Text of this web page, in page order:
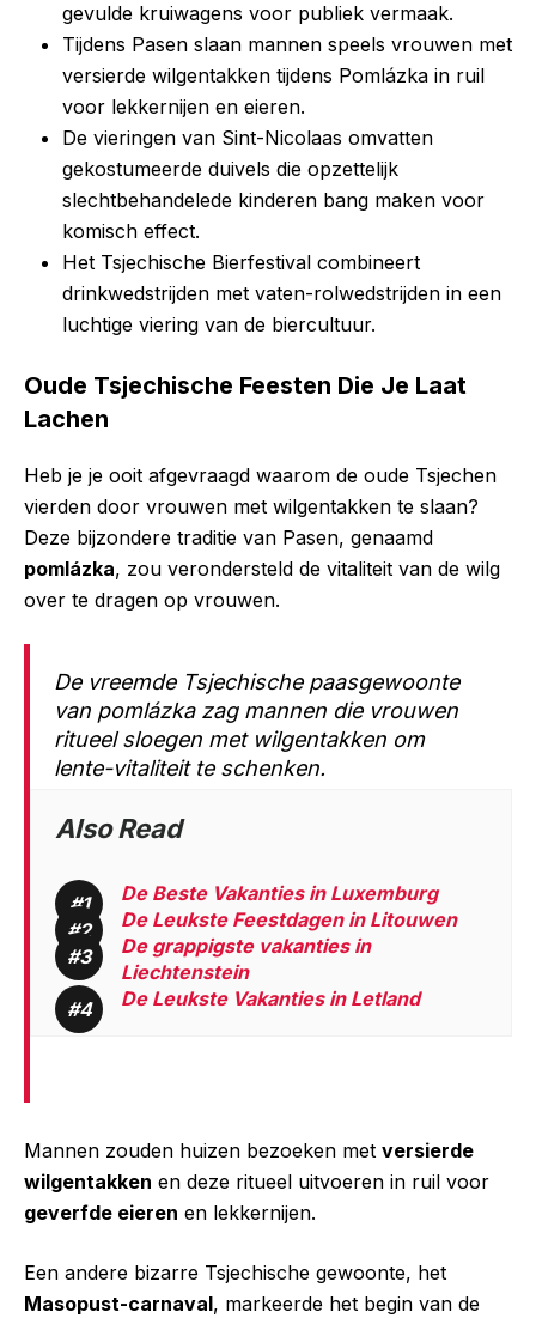
gevulde kruiwagens voor publiek vermaak.
Tijdens Pasen slaan mannen speels vrouwen met
versierde wilgentakken tijdens Pomlázka in ruil
voor lekkernijen en eieren.
De vieringen van Sint-Nicolaas omvatten
gekostumeerde duivels die opzettelijk
slechtbehandelede kinderen bang maken voor
komisch effect.
Het Tsjechische Bierfestival combineert
drinkwedstrijden met vaten-rolwedstrijden in een
luchtige viering van de biercultuur.
Oude Tsjechische Feesten Die Je Laat
Lachen
Heb je je ooit afgevraagd waarom de oude Tsjechen
vierden door vrouwen met wilgentakken te slaan?
Deze bijzondere traditie van Pasen, genaamd
pomlázka, zou verondersteld de vitaliteit van de wilg
over te dragen op vrouwen.
De vreemde Tsjechische paasgewoonte
van pomlázka zag mannen die vrouwen
ritueel sloegen met wilgentakken om
lente-vitaliteit te schenken.
Also Read
De Beste Vakanties in Luxemburg
De Leukste Feestdagen in Litouwen
De grappigste vakanties in
Liechtenstein
De Leukste Vakanties in Letland
Mannen zouden huizen bezoeken met versierde
wilgentakken en deze ritueel uitvoeren in ruil voor
geverfde eieren en lekkernijen.
Een andere bizarre Tsjechische gewoonte, het
Masopust-carnaval, markeerde het begin van de